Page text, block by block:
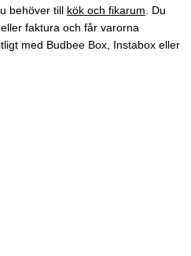
behöver till kök och fikarum . Du
faktura och får varorna
med Budbee Box, Instabox eller